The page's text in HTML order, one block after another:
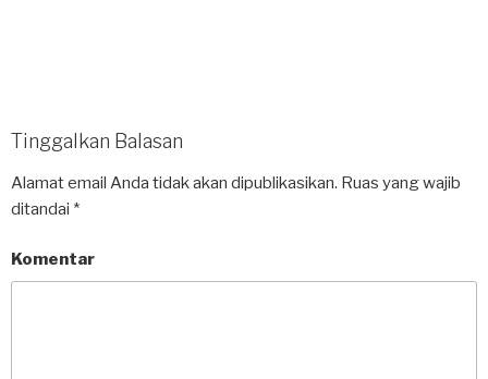
Tinggalkan Balasan
Alamat email Anda tidak akan dipublikasikan. Ruas yang wajib
ditandai *
Komentar